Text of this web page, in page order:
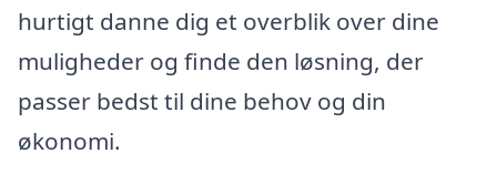
hurtigt danne dig et overblik over dine
muligheder og finde den løsning, der
passer bedst til dine behov og din
økonomi.